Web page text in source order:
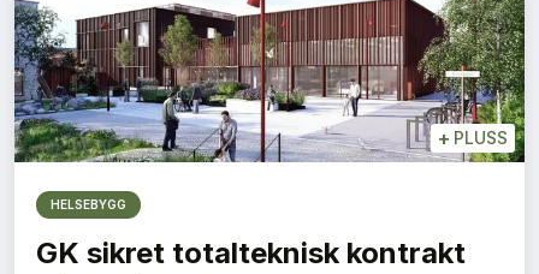
+ PLUSS
HELSEBYGG
GK sikret totalteknisk kontrakt